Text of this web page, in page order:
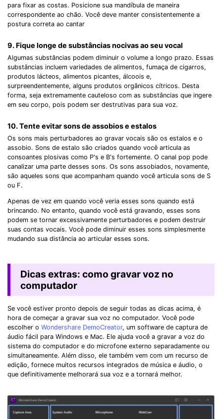
para fixar as costas. Posicione sua mandíbula de maneira
correspondente ao chão. Você deve manter consistentemente a
postura correta ao cantar
9. Fique longe de substâncias nocivas ao seu vocal
Algumas substâncias podem diminuir o volume a longo prazo. Essas
substâncias incluem variedades de alimentos, fumaça de cigarros,
produtos lácteos, alimentos picantes, álcoois e,
surpreendentemente, alguns produtos orgânicos cítricos. Desta
forma, seja extremamente cauteloso com as substâncias que ingere
em seu corpo, pois podem ser destrutivas para sua voz.
10. Tente evitar sons de assobios e estalos
Os sons mais perturbadores ao gravar vocais são os estalos e o
assobio. Sons de estalo são criados quando você articula as
consoantes plosivas como P's e B's fortemente. O canal pop pode
canalizar uma parte desses sons. Os sons assobiados, novamente,
são aqueles sons que acompanham quando você articula sons de S
ou F.
Apenas de vez em quando você veria esses sons quando está
brincando. No entanto, quando você está gravando, esses sons
podem se tornar excessivamente perturbadores e podem destruir
suas contas vocais. Você pode diminuir esses sons simplesmente
mudando sua distância ao articular esses sons.
Dicas extras: como gravar voz no
computador
Se você estiver pronto depois de seguir todas as dicas acima, é
hora de começar a gravar sua voz no computador. Você pode
escolher o Wondershare DemoCreator, um software de captura de
áudio fácil para Windows e Mac. Ele ajuda você a gravar a voz do
sistema do computador e do microfone externo separadamente ou
simultaneamente. Além disso, ele também vem com um recurso de
edição, fornece muitos recursos integrados de música e áudio, o
que definitivamente melhorará sua voz e a tornará melhor.